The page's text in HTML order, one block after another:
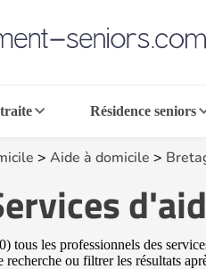
Résidence seniors
> Aide à domicile >
tous les professionnels des
recherche ou filtrer les résultats